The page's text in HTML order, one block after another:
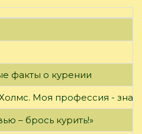
факты о курении
Моя профессия - знать
– брось курить!»